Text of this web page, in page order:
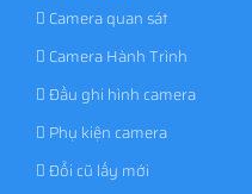
Camera quan sát
Camera Hành Trình
Đầu ghi hình camera
Phụ kiện camera
Đổi cũ lấy mới